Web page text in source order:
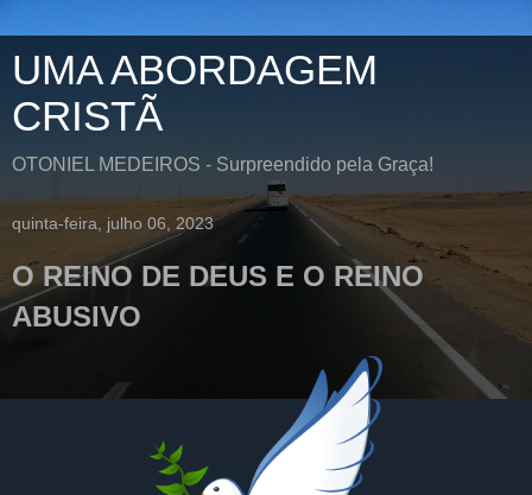
UMA ABORDAGEM
CRISTÃ
OTONIEL MEDEIROS - Surpreendido pela Graça!
quinta-feira, julho 06, 2023
O REINO DE DEUS E O REINO
ABUSIVO